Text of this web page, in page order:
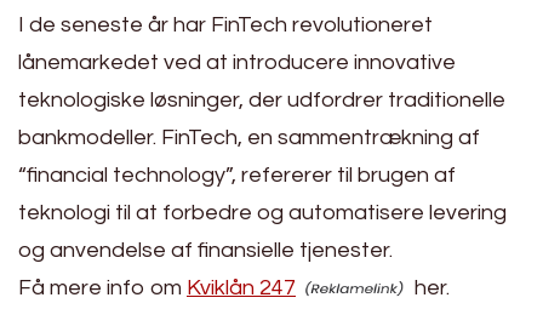
I de seneste år har FinTech revolutioneret
lånemarkedet ved at introducere innovative
teknologiske løsninger, der udfordrer traditionelle
bankmodeller. FinTech, en sammentrækning af
“financial technology”, refererer til brugen af
teknologi til at forbedre og automatisere levering
og anvendelse af finansielle tjenester.
Få mere info om Kviklån 247
her.